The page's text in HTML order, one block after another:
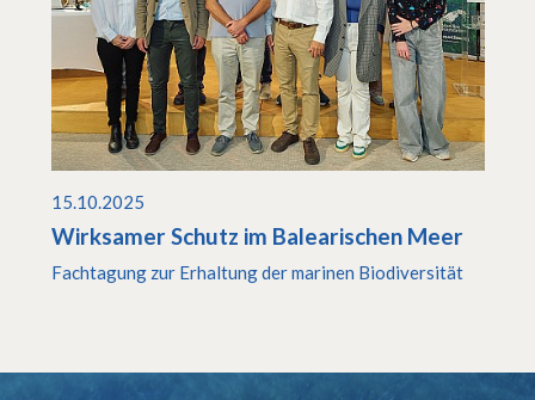
15.10.2025
Wirksamer Schutz im Balearischen Meer
Fachtagung zur Erhaltung der marinen Biodiversität